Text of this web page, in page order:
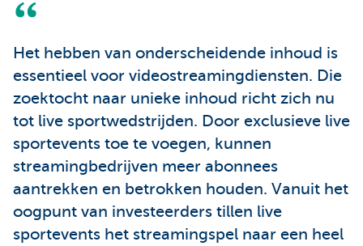
Het hebben van onderscheidende inhoud is
essentieel voor videostreamingdiensten. Die
zoektocht naar unieke inhoud richt zich nu
tot live sportwedstrijden. Door exclusieve live
sportevents toe te voegen, kunnen
streamingbedrijven meer abonnees
aantrekken en betrokken houden. Vanuit het
oogpunt van investeerders tillen live
sportevents het streamingspel naar een heel